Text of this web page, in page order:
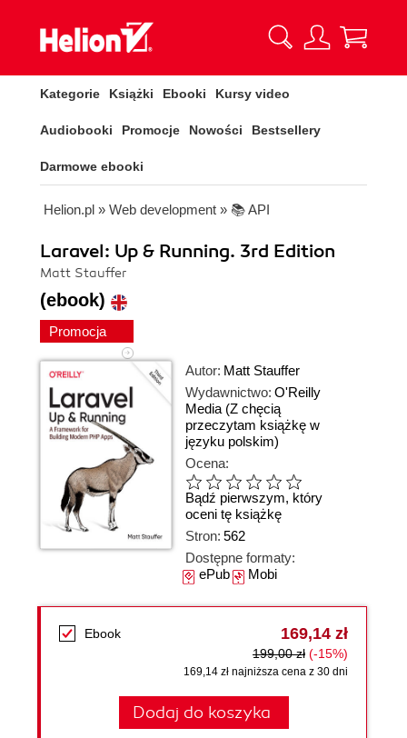
Kategorie Książki Ebooki Kursy video
Audiobooki Promocje Nowości Bestsellery
Darmowe ebooki
Helion.pl » Web development » 📚 API
Laravel: Up & Running. 3rd Edition
Matt Stauffer
(ebook)
Promocja
Autor: Matt Stauffer
Wydawnictwo: O'Reilly
Media (Z chęcią
przeczytam książkę w
języku polskim)
Ocena:
Bądź pierwszym, który
oceni tę książkę
Stron: 562
Dostępne formaty:
ePubMobi
Ebook 169,14 zł
199,00 zł (-15%)
169,14 zł najniższa cena z 30 dni
Dodaj do koszyka